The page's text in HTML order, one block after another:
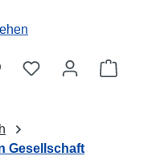
Gesellschaft